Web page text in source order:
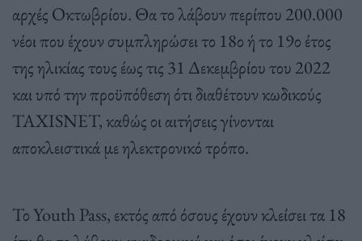
αρχές Οκτωβρίου. Θα το λάβουν περίπου 200.000
νέοι που έχουν συμπληρώσει το 18ο ή το 19ο έτος
της ηλικίας τους έως τις 31 Δεκεμβρίου του 2022
και υπό την προϋπόθεση ότι διαθέτουν κωδικούς
TAXISNET, καθώς οι αιτήσεις γίνονται
αποκλειστικά με ηλεκτρονικό τρόπο.
Το Youth Pass, εκτός από όσους έχουν κλείσει τα 18